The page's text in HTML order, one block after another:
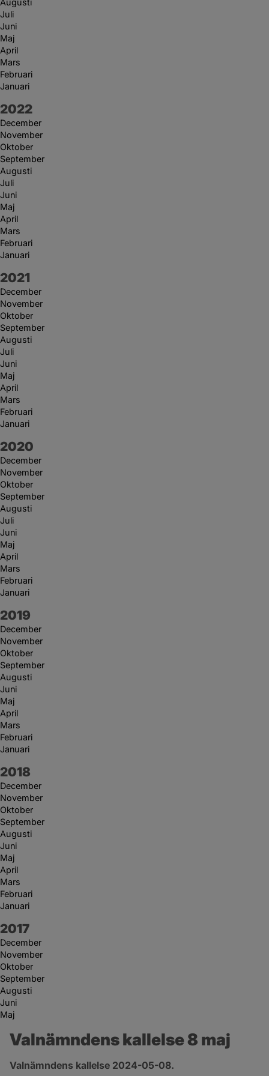
Augusti
Juli
Juni
Maj
April
Mars
Februari
Januari
År:
2022
December
November
Oktober
September
Augusti
Juli
Juni
Maj
April
Mars
Februari
Januari
År:
2021
December
November
Oktober
September
Augusti
Juli
Juni
Maj
April
Mars
Februari
Januari
År:
2020
December
November
Oktober
September
Augusti
Juli
Juni
Maj
April
Mars
Februari
Januari
År:
2019
December
November
Oktober
September
Augusti
Juni
Maj
April
Mars
Februari
Januari
År:
2018
December
November
Oktober
September
Augusti
Juni
Maj
April
Mars
Februari
Januari
År:
2017
December
November
Oktober
September
Augusti
Juni
Maj
Valnämndens kallelse 8 maj
Valnämndens kallelse 2024-05-08.